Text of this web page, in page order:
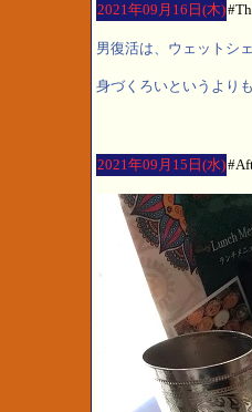
2021年09月16日(木)
男復活は、ウェットシ
身づくろいというより
2021年09月15日(水)